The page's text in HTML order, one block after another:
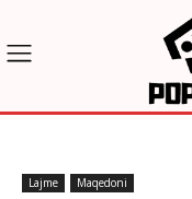
Lajme Maqedoni